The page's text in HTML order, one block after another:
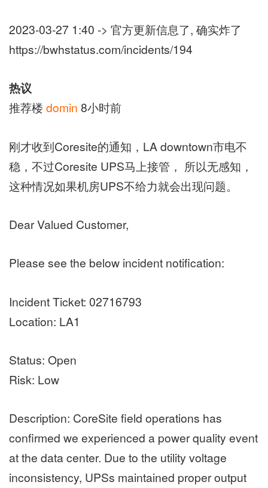
2023-03-27 1:40 -> 官方更新信息了, 确实炸了
https://bwhstatus.com/incidents/194
热议
推荐楼 domin 8小时前
刚才收到Coresite的通知，LA downtown市电不
稳，不过Coresite UPS马上接管， 所以无感知，
这种情况如果机房UPS不给力就会出现问题。
Dear Valued Customer,
Please see the below incident notification:
Incident Ticket: 02716793
Location: LA1
Status: Open
Risk: Low
Description: CoreSite field operations has
confirmed we experienced a power quality event
at the data center. Due to the utility voltage
inconsistency, UPSs maintained proper output